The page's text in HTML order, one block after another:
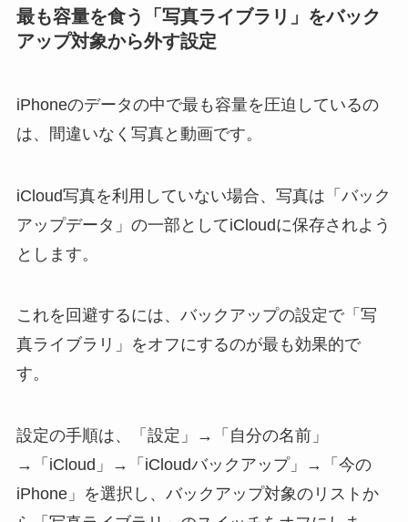
最も容量を食う「写真ライブラリ」をバック
アップ対象から外す設定
iPhoneのデータの中で最も容量を圧迫しているの
は、間違いなく写真と動画です。
iCloud写真を利用していない場合、写真は「バック
アップデータ」の一部としてiCloudに保存されよう
とします。
これを回避するには、バックアップの設定で「写
真ライブラリ」をオフにするのが最も効果的で
す。
設定の手順は、「設定」→「自分の名前」
→「iCloud」→「iCloudバックアップ」→「今の
iPhone」を選択し、バックアップ対象のリストか